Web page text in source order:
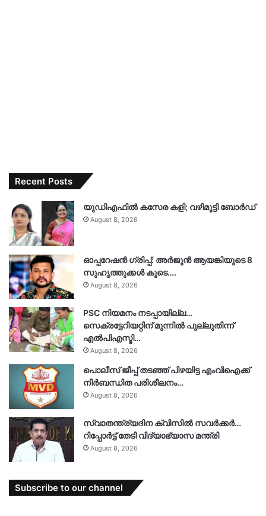
Recent Posts
യുഡിഎഫിൽ കസേര കളി; വഴിമുട്ടി ബോർഡ്
August 8, 2026
ഓപ്പറേഷൻ ഗ്രിപ്പ്: അർജുൻ ആയങ്കിയുടെ 8
സുഹൃത്തുക്കൾ കൂടെ….
August 8, 2026
PSC നിയമനം നടപ്പായില്ല…
സെക്രട്ടേറിയറ്റിന് മുന്നിൽ പുല്ലുതിന്ന്
എൽപിഎസ്ടി…
August 8, 2026
പൊലീസ് ജീപ്പ് തടഞ്ഞ് പിഴയിട്ട എംവിഐക്ക്
നിർബന്ധിത പരിശീലനം…
August 8, 2026
സ്വാതന്ത്ര്യദിന ക്വിസിൽ സവർക്കർ…
റിപ്പോർട്ട് തേടി വിദ്യാഭ്യാസ മന്ത്രി
August 8, 2026
Subscribe to our channel